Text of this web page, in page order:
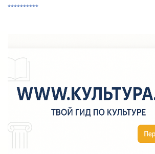
**********